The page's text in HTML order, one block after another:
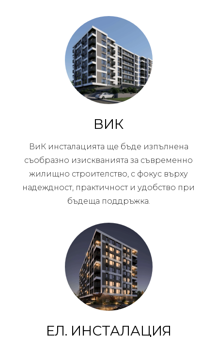
ВИК
ВиК инсталацията ще бъде изпълнена
съобразно изискванията за съвременно
жилищно строителство, с фокус върху
надеждност, практичност и удобство при
бъдеща поддръжка.
ЕЛ. ИНСТАЛАЦИЯ